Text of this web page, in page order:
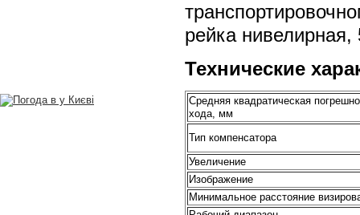
рейка
Технические
Средняя квадратическая
хода, мм
Тип компенсатора
Увеличение
Изображение
Минимальное расстояние